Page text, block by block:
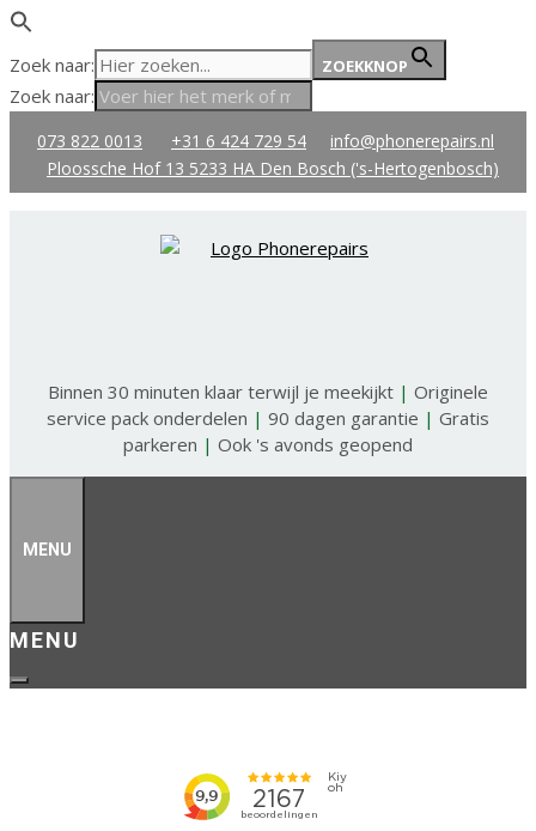
Zoek naar: ZOEKKNOP
Zoek naar:
naar073 822 0013 +31 6 424 729 54
info@phonerepairs.nl
Ploossche Hof 13 5233 HA Den Bosch ('s-Hertogenbosch)
Binnen 30 minuten klaar terwijl je meekijkt | Originele
service pack onderdelen | 90 dagen garantie | Gratis
parkeren | Ook 's avonds geopend
MENU